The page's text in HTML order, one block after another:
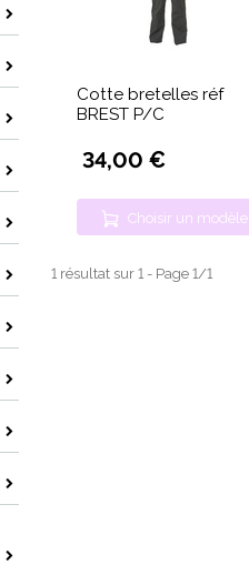
Cotte bretelles réf
BREST P/C
34,00 €
Choisir un modèle
1 résultat sur 1 - Page 1/1